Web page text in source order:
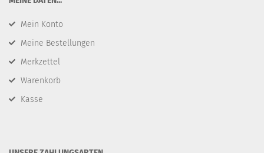
Mein Konto
Meine Bestellungen
Merkzettel
Warenkorb
Kasse